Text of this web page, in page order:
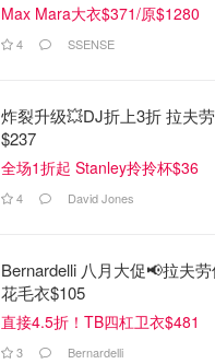
Max Mara大衣$371/原$1280
4 SSENSE
炸裂升级💥DJ折上3折 拉夫
$237
全场1折起 Stanley拎拎杯$36
4 David Jones
Bernardelli 八月大促📢拉夫
花毛衣$105
直接4.5折！TB四杠卫衣$481
3 Bernardelli